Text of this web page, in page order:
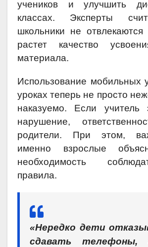
учеников и улучшить
классах. Эксперты
школьники не
растет качество
материала.
Использование мобильных
уроках теперь не просто
наказуемо. Если учитель
нарушение,
родители. При этом,
именно взрослые
необходимость
правила.
«Нередко дети
сдавать телефоны,